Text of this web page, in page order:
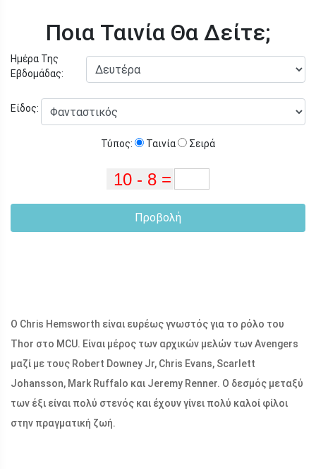
Ποια Ταινία Θα Δείτε;
Ημέρα Της
Εβδομάδας:
Είδος:
Τύπος: Ταινία Σειρά
Προβολή
Ο Chris Hemsworth είναι ευρέως γνωστός για το ρόλο του
Thor στο MCU. Είναι μέρος των αρχικών μελών των Avengers
μαζί με τους Robert Downey Jr, Chris Evans, Scarlett
Johansson, Mark Ruffalo και Jeremy Renner. Ο δεσμός μεταξύ
των έξι είναι πολύ στενός και έχουν γίνει πολύ καλοί φίλοι
στην πραγματική ζωή.